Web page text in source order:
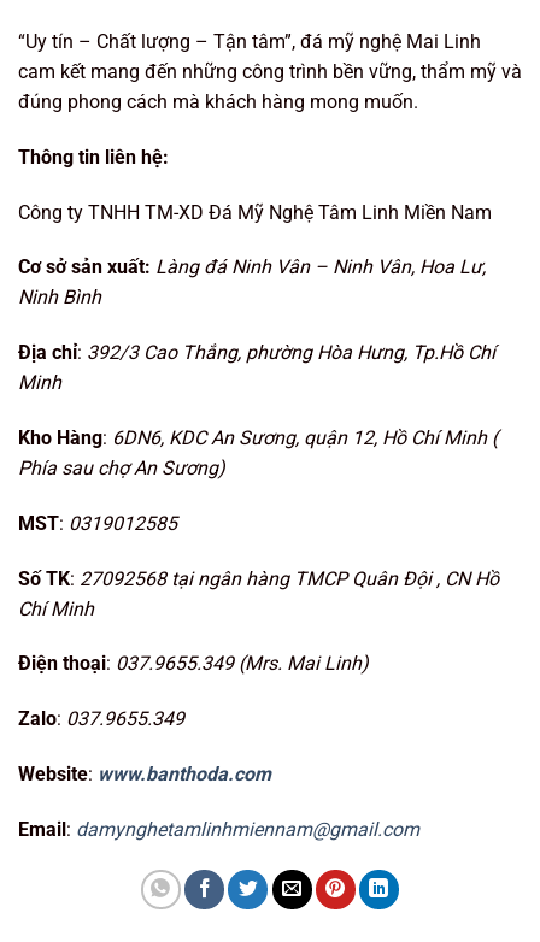
“Uy tín – Chất lượng – Tận tâm”, đá mỹ nghệ Mai Linh
cam kết mang đến những công trình bền vững, thẩm mỹ và
đúng phong cách mà khách hàng mong muốn.
Thông tin liên hệ:
Công ty TNHH TM-XD Đá Mỹ Nghệ Tâm Linh Miền Nam
Cơ sở sản xuất: Làng đá Ninh Vân – Ninh Vân, Hoa Lư,
Ninh Bình
Địa chỉ: 392/3 Cao Thắng, phường Hòa Hưng, Tp.Hồ Chí
Minh
Kho Hàng: 6DN6, KDC An Sương, quận 12, Hồ Chí Minh (
Phía sau chợ An Sương)
MST: 0319012585
Số TK: 27092568 tại ngân hàng TMCP Quân Đội , CN Hồ
Chí Minh
Điện thoại: 037.9655.349 (Mrs. Mai Linh)
Zalo: 037.9655.349
Website: www.banthoda.com
Email: damynghetamlinhmiennam@gmail.com